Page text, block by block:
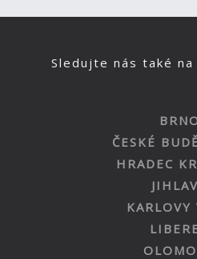
Sledujte nás také na
ČESKÉ
HRADEC
KARLOVY